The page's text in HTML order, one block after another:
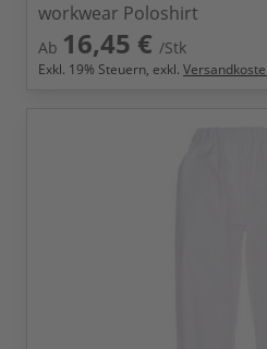
workwear Poloshirt
Ab 16,45 € /Stk
Exkl. 19% Steuern, exkl.